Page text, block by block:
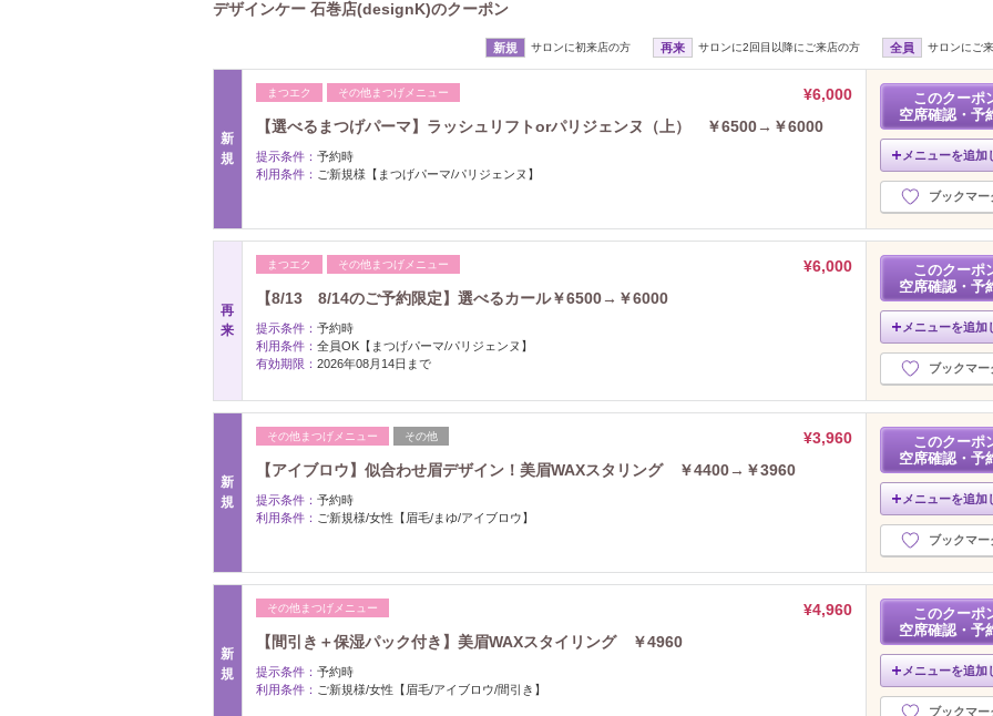
デザインケー 石巻店(designK)のクーポン
新規 サロンに初来店の方 再来 サロンに2回目以降にご来店の方 全員 サロンにご
新
規
まつエク その他まつげメニュー
¥6,000
【選べるまつげパーマ】ラッシュリフトorパリジェンヌ（上） ￥6500→￥6000
提示条件： 予約時
利用条件： ご新規様【まつげパーマ/パリジェンヌ】
このクーポ
空席確認・予
メニューを追加
ブックマー
再
来
まつエク その他まつげメニュー
¥6,000
【8/13 8/14のご予約限定】選べるカール￥6500→￥6000
提示条件： 予約時
利用条件： 全員OK【まつげパーマ/パリジェンヌ】
有効期限： 2026年08月14日まで
このクーポ
空席確認・予
メニューを追加
ブックマー
新
規
その他まつげメニュー その他
¥3,960
【アイブロウ】似合わせ眉デザイン！美眉WAXスタリング ￥4400→￥3960
提示条件： 予約時
利用条件： ご新規様/女性【眉毛/まゆ/アイブロウ】
このクーポ
空席確認・予
メニューを追加
ブックマー
新
規
その他まつげメニュー
¥4,960
【間引き＋保湿パック付き】美眉WAXスタイリング ￥4960
提示条件： 予約時
利用条件： ご新規様/女性【眉毛/アイブロウ/間引き】
このクーポ
空席確認・予
メニューを追加
ブックマー